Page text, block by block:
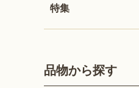
特集
品物から探す